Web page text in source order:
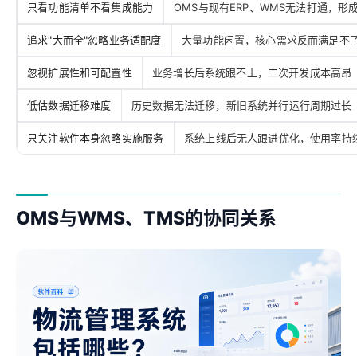
只看功能清单不看集成能力 OMS与现有ERP、WMS无法打通，形
追求"大而全"忽略业务适配度 大量功能闲置，核心需求反而满足不
忽视扩展性和可配置性 业务增长后系统跟不上，二次开发成本高昂
低估数据迁移难度 历史数据无法迁移，新旧系统并行运行周期过长
只关注软件本身忽略实施服务 系统上线后无人跟进优化，使用率持
OMS与WMS、TMS的协同关系